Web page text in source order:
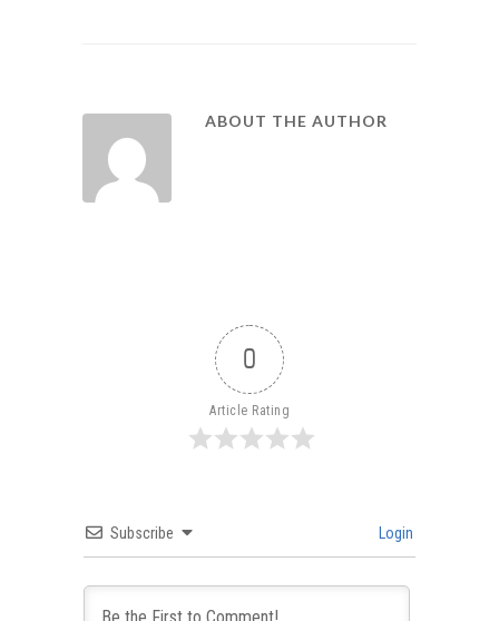
ABOUT THE AUTHOR
0
Article Rating
Subscribe Login